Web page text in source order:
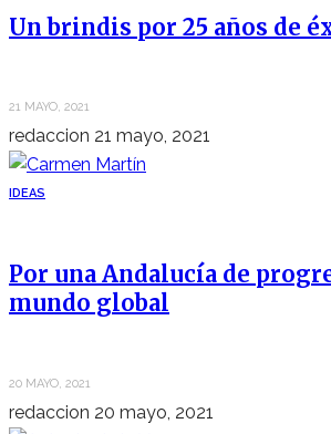
Un brindis por 25 años de
21 MAYO, 2021
redaccion 21 mayo, 2021
IDEAS
Por una Andalucía de
mundo global
20 MAYO, 2021
redaccion 20 mayo, 2021